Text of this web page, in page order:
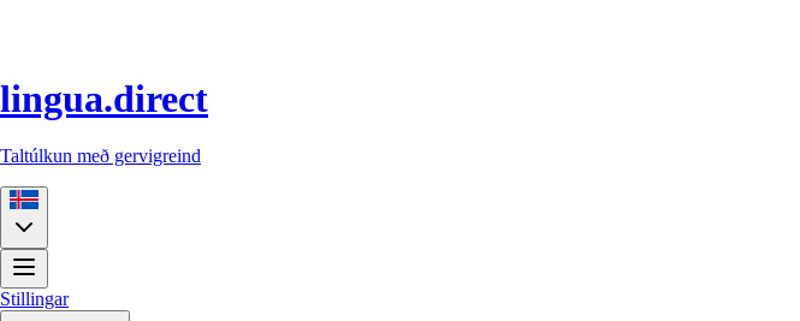
lingua.direct
Taltúlkun með gervigreind
Stillingar